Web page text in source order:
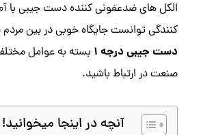
الکل های ضدعفونی کننده دست جیبی با
کنندگی توانست جایگاه خوبی در بین
دست جیبی درجه ۱
بسته به عوامل
صنعت در ارتباط باشید.
آنچه در اینجا میخوانید!